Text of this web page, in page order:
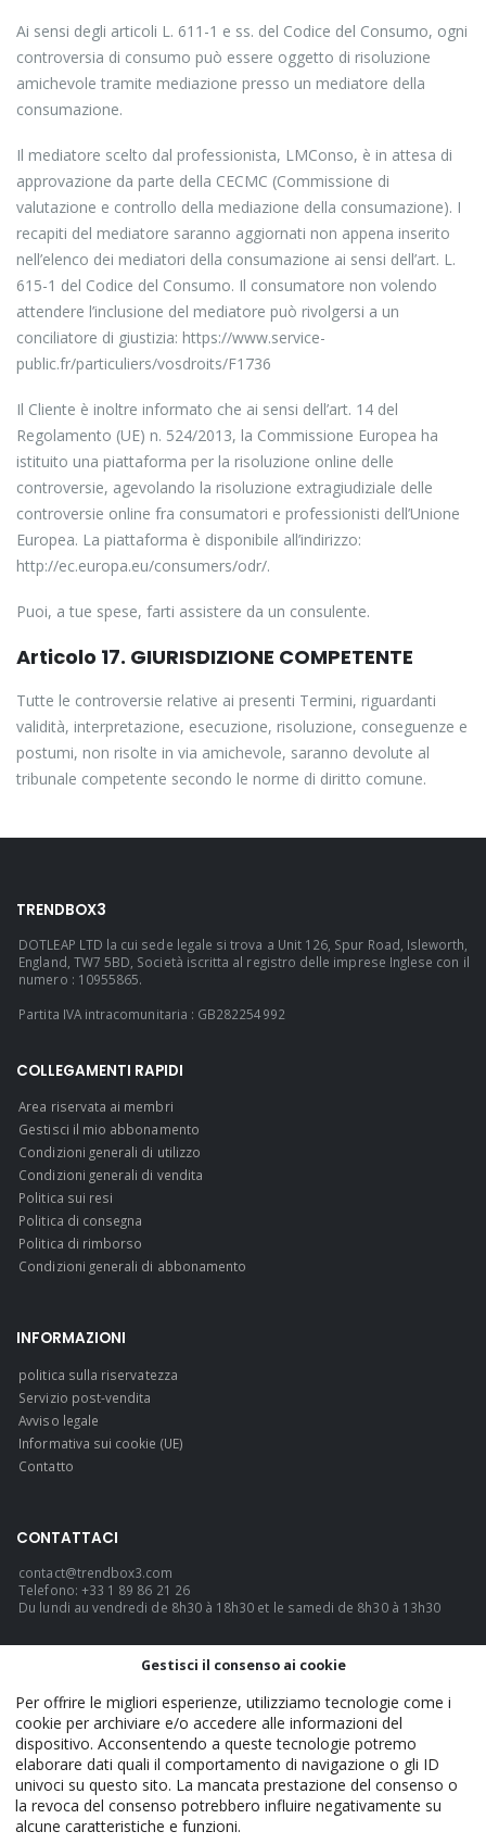
Ai sensi degli articoli L. 611-1 e ss. del Codice del Consumo, ogni
controversia di consumo può essere oggetto di risoluzione
amichevole tramite mediazione presso un mediatore della
consumazione.
Il mediatore scelto dal professionista, LMConso, è in attesa di
approvazione da parte della CECMC (Commissione di
valutazione e controllo della mediazione della consumazione). I
recapiti del mediatore saranno aggiornati non appena inserito
nell’elenco dei mediatori della consumazione ai sensi dell’art. L.
615-1 del Codice del Consumo. Il consumatore non volendo
attendere l’inclusione del mediatore può rivolgersi a un
conciliatore di giustizia: https://www.service-
public.fr/particuliers/vosdroits/F1736
Il Cliente è inoltre informato che ai sensi dell’art. 14 del
Regolamento (UE) n. 524/2013, la Commissione Europea ha
istituito una piattaforma per la risoluzione online delle
controversie, agevolando la risoluzione extragiudiziale delle
controversie online fra consumatori e professionisti dell’Unione
Europea. La piattaforma è disponibile all’indirizzo:
http://ec.europa.eu/consumers/odr/.
Puoi, a tue spese, farti assistere da un consulente.
Articolo 17. GIURISDIZIONE COMPETENTE
Tutte le controversie relative ai presenti Termini, riguardanti
validità, interpretazione, esecuzione, risoluzione, conseguenze e
postumi, non risolte in via amichevole, saranno devolute al
tribunale competente secondo le norme di diritto comune.
TRENDBOX3
DOTLEAP LTD la cui sede legale si trova a Unit 126, Spur Road, Isleworth,
England, TW7 5BD, Società iscritta al registro delle imprese Inglese con il
numero : 10955865.
Partita IVA intracomunitaria : GB282254992
COLLEGAMENTI RAPIDI
Area riservata ai membri
Gestisci il mio abbonamento
Condizioni generali di utilizzo
Condizioni generali di vendita
Politica sui resi
Politica di consegna
Politica di rimborso
Condizioni generali di abbonamento
INFORMAZIONI
politica sulla riservatezza
Servizio post-vendita
Avviso legale
Informativa sui cookie (UE)
Contatto
CONTATTACI
contact@trendbox3.com
Telefono: +33 1 89 86 21 26
Du lundi au vendredi de 8h30 à 18h30 et le samedi de 8h30 à 13h30
TrendBox3 - Official. © 2026. TUTTI I DIRITTI RISERVATI.
Gestisci il consenso ai cookie
Per offrire le migliori esperienze, utilizziamo tecnologie come i
cookie per archiviare e/o accedere alle informazioni del
dispositivo. Acconsentendo a queste tecnologie potremo
elaborare dati quali il comportamento di navigazione o gli ID
univoci su questo sito. La mancata prestazione del consenso o
la revoca del consenso potrebbero influire negativamente su
alcune caratteristiche e funzioni.